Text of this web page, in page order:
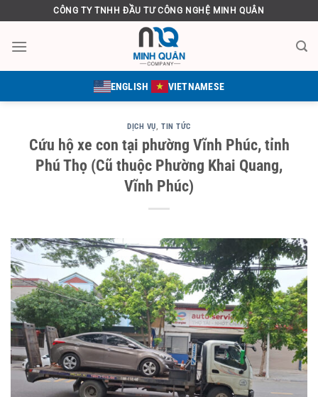
qua
nội
CÔNG TY TNHH ĐẦU TƯ CÔNG NGHỆ MINH QUÂN
ENGLISH VIETNAMESE
DỊCH VỤ,TIN TỨC
Cứu hộ xe con tại phường Vĩnh Phúc, tỉnh
Phú Thọ (Cũ thuộc Phường Khai Quang,
Vĩnh Phúc)